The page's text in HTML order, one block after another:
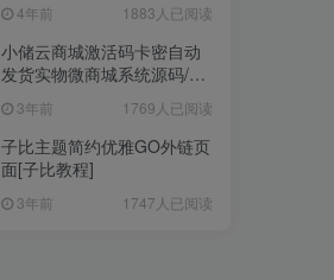
4年前 1883人已阅读
小储云商城激活码卡密自动
发货实物微商城系统源码/正
3年前 1769人已阅读
子比主题简约优雅GO外链页
面[子比教程]
3年前 1747人已阅读